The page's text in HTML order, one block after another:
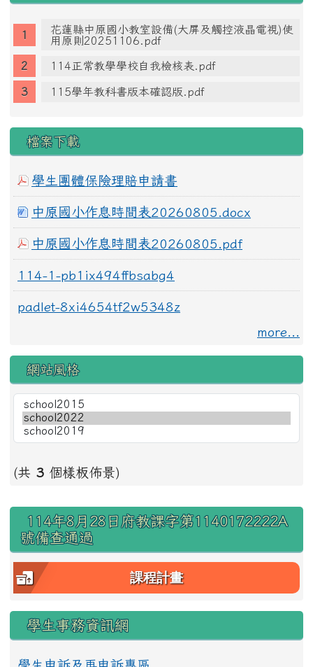
花蓮縣中原國小教室設備(大屏及觸控液晶電視)使
用原則20251106.pdf
114正常教學學校自我檢核表.pdf
115學年教科書版本確認版.pdf
檔案下載
學生團體保險理賠申請書
中原國小作息時間表20260805.docx
中原國小作息時間表20260805.pdf
114-1-pb1ix494ffbsabg4
padlet-8xi4654tf2w5348z
more...
網站風格
(共 3 個樣板佈景)
右邊區域內容
114年8月28日府教課字第1140172222A
號備查通過
課程計畫
學生事務資訊網